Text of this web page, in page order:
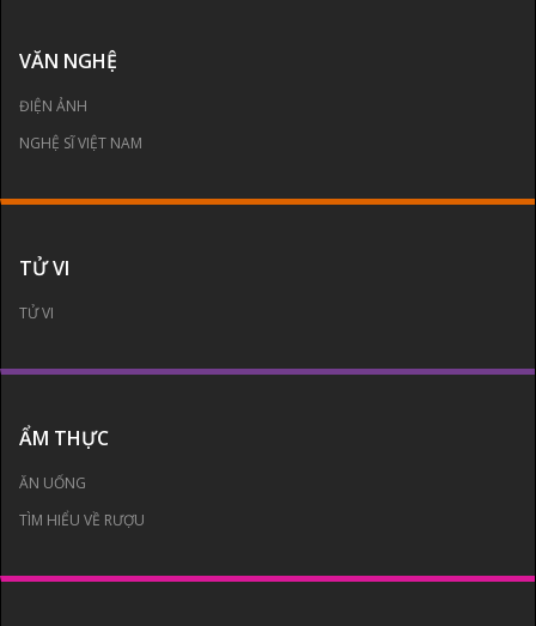
VĂN NGHỆ
ĐIỆN ẢNH
NGHỆ SĨ VIỆT NAM
TỬ VI
TỬ VI
ẨM THỰC
ĂN UỐNG
TÌM HIỂU VỀ RƯỢU